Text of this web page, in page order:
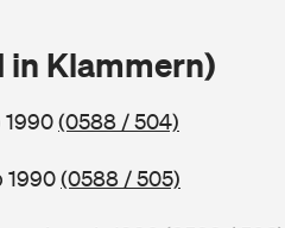
in Klammern)
1990(0588 / 504)
1990(0588 / 505)